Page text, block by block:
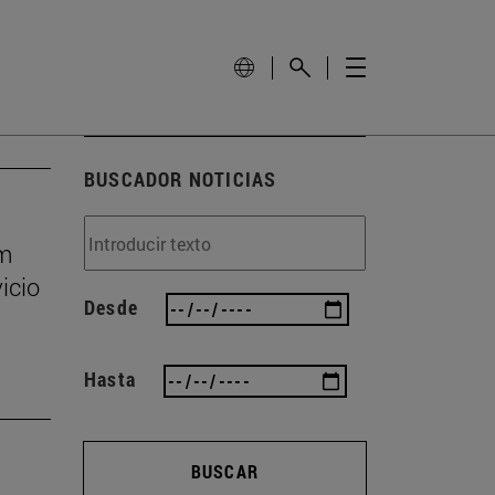
BUSCADOR NOTICIAS
Desde
Hasta
BUSCAR